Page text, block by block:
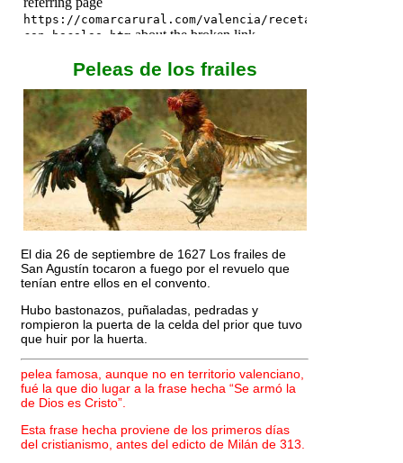
Peleas de los frailes
El dia 26 de septiembre de 1627 Los frailes de
San Agustín tocaron a fuego por el revuelo que
tenían entre ellos en el convento.
Hubo bastonazos, puñaladas, pedradas y
rompieron la puerta de la celda del prior que tuvo
que huir por la huerta.
pelea famosa, aunque no en territorio valenciano,
fué la que dio lugar a la frase hecha “Se armó la
de Dios es Cristo”.
Esta frase hecha proviene de los primeros días
del cristianismo, antes del edicto de Milán de 313.